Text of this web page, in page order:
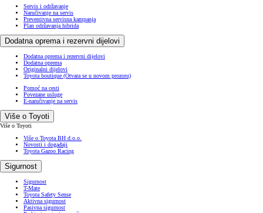
Servis i održavanje
Naručivanje na servis
Preventivna servisna kampanja
Plan održavanja hibrida
Dodatna oprema i rezervni dijelovi
Dodatna oprema i rezervni dijelovi
Dodatna oprema
Originalni dijelovi
Toyota boutique (Otvara se u novom prozoru)
Pomoć na cesti
Povezane usluge
E-naručivanje na servis
Više o Toyoti
Više o Toyoti
Više o Toyota BH d.o.o.
Novosti i događaji
Toyota Gazoo Racing
Sigurnost
Sigurnost
T-Mate
Toyota Safety Sense
Aktivna sigurnost
Pasivna sigurnost